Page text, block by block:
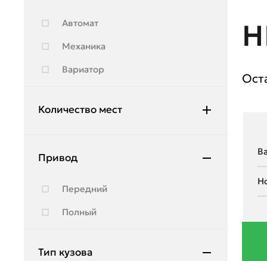
Lexus
Автомат
Механика
Вариатор
Количество мест
5
7
Привод
Передний
Полный
Тип кузова